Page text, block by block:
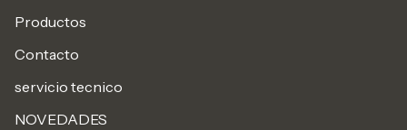
Productos
Contacto
servicio tecnico
NOVEDADES